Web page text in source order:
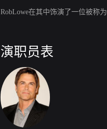
RobLowe在其中饰演了一位被称
演职员表